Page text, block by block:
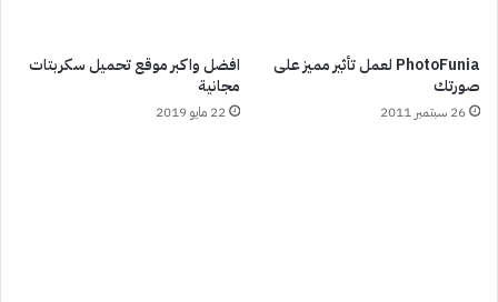
PhotoFunia لعمل تأثير مميز على
صورتك
26 سبتمبر 2011
افضل واكبر موقع تحميل سكربتات
مجانية
22 مايو 2019